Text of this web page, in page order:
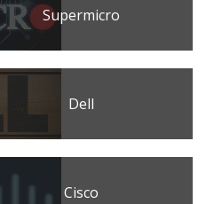
Supermicro
Dell
Cisco